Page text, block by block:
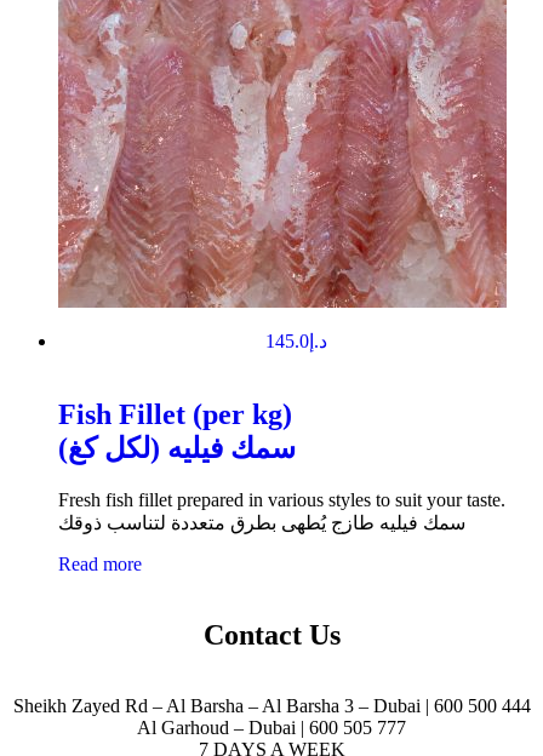
د.إ145.0
Fish Fillet (per kg)
سمك فيليه (لكل كغ)
Fresh fish fillet prepared in various styles to suit your taste.
سمك فيليه طازج يُطهى بطرق متعددة لتناسب ذوقك
Read more
Contact Us
Sheikh Zayed Rd – Al Barsha – Al Barsha 3 – Dubai | 600 500 444
Al Garhoud – Dubai | 600 505 777
7 DAYS A WEEK